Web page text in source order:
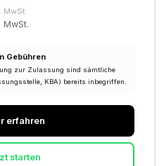
MwSt.
MwSt.
Gebühren
zur Zulassung sind sämtliche
KBA) bereits inbegriffen.
erfahren
starten